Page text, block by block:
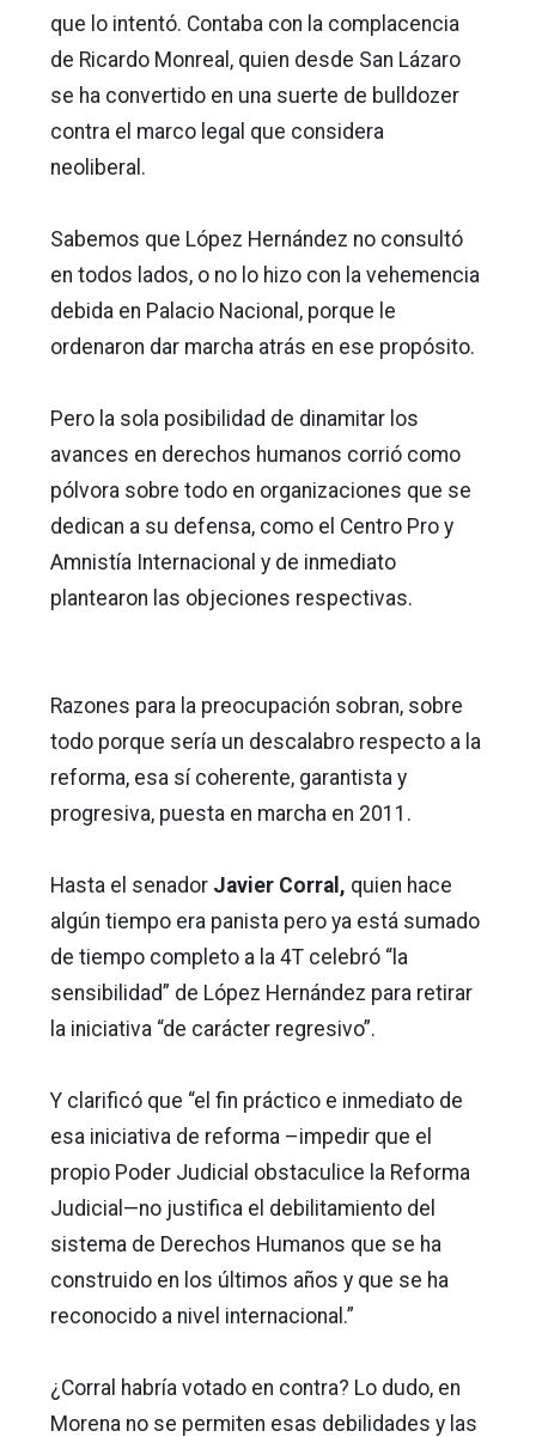
que lo intentó. Contaba con la complacencia
de Ricardo Monreal, quien desde San Lázaro
se ha convertido en una suerte de bulldozer
contra el marco legal que considera
neoliberal.
Sabemos que López Hernández no consultó
en todos lados, o no lo hizo con la vehemencia
debida en Palacio Nacional, porque le
ordenaron dar marcha atrás en ese propósito.
Pero la sola posibilidad de dinamitar los
avances en derechos humanos corrió como
pólvora sobre todo en organizaciones que se
dedican a su defensa, como el Centro Pro y
Amnistía Internacional y de inmediato
plantearon las objeciones respectivas.
Razones para la preocupación sobran, sobre
todo porque sería un descalabro respecto a la
reforma, esa sí coherente, garantista y
progresiva, puesta en marcha en 2011.
Hasta el senador Javier Corral, quien hace
algún tiempo era panista pero ya está sumado
de tiempo completo a la 4T celebró “la
sensibilidad” de López Hernández para retirar
la iniciativa “de carácter regresivo”.
Y clarificó que “el fin práctico e inmediato de
esa iniciativa de reforma –impedir que el
propio Poder Judicial obstaculice la Reforma
Judicial—no justifica el debilitamiento del
sistema de Derechos Humanos que se ha
construido en los últimos años y que se ha
reconocido a nivel internacional.”
¿Corral habría votado en contra? Lo dudo, en
Morena no se permiten esas debilidades y las